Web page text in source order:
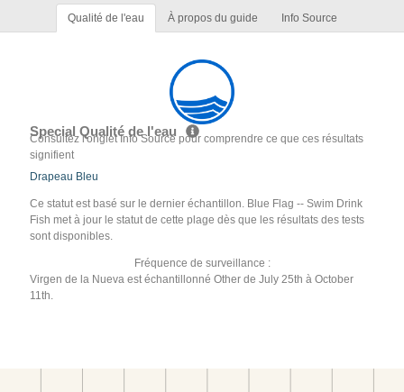
Qualité de l'eau À propos du guide Info Source
Special Qualité de l'eau
Consultez l'onglet Info Source pour comprendre ce que ces résultats
signifient
Drapeau Bleu
Ce statut est basé sur le dernier échantillon. Blue Flag -- Swim Drink
Fish met à jour le statut de cette plage dès que les résultats des tests
sont disponibles.
Fréquence de surveillance :
Virgen de la Nueva est échantillonné Other de July 25th à October
11th.